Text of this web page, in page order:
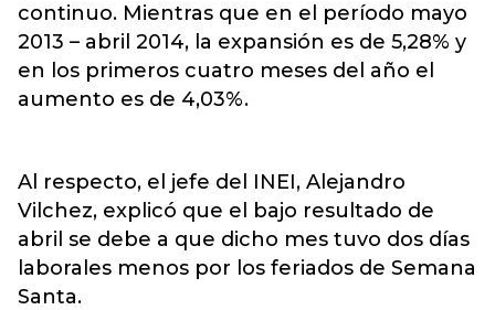
continuo. Mientras que en el período mayo
2013 – abril 2014, la expansión es de 5,28% y
en los primeros cuatro meses del año el
aumento es de 4,03%.
Al respecto, el jefe del INEI, Alejandro
Vilchez, explicó que el bajo resultado de
abril se debe a que dicho mes tuvo dos días
laborales menos por los feriados de Semana
Santa.